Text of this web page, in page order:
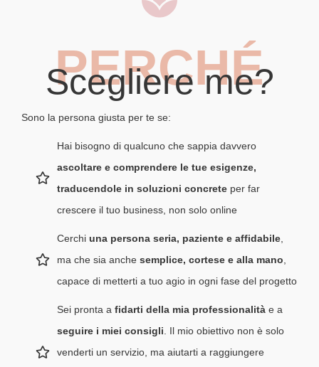
PERCHÉ
Scegliere me?
Sono la persona giusta per te se:
Hai bisogno di qualcuno che sappia davvero
ascoltare e comprendere le tue esigenze,
traducendole in soluzioni concrete per far
crescere il tuo business, non solo online
Cerchi una persona seria, paziente e affidabile,
ma che sia anche semplice, cortese e alla mano,
capace di metterti a tuo agio in ogni fase del progetto
Sei pronta a fidarti della mia professionalità e a
seguire i miei consigli. Il mio obiettivo non è solo
venderti un servizio, ma aiutarti a raggiungere